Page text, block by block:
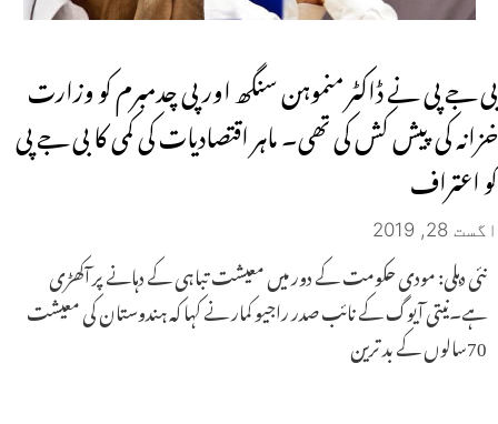
بی جے پی نے ڈاکٹر منموہن سنگھ اور پی چدمبرم کو وزارت
خزانہ کی پیش کش کی تھی۔ ماہر اقتصادیات کی کمی کا بی جے پی
کو اعتراف
اگست 28, 2019
نئی دہلی: مودی حکومت کے دور میں معیشت تباہی کے دہانے پر آکھڑی
ہے۔نیتی آیوگ کے نائب صدر راجیو کمار نے کہا کہ ہندوستان کی معیشت
70سالوں کے بد ترین